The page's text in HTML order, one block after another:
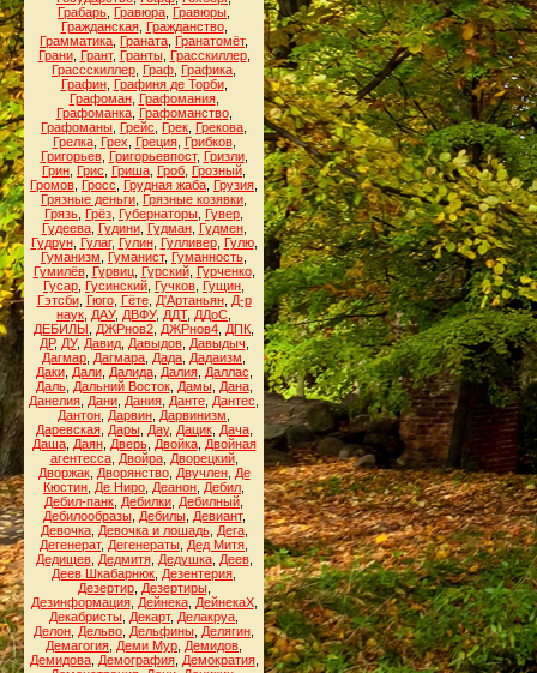
Грабарь Гравюра Гравюры
Гражданская, Гражданство,
Грамматика Граната Гранатомёт,
Грани, Грант, Гранты, Грасскиллер,
Грассскиллер Граф Графика
Графин, Графиня де Торби,
Графоман, Графомания,
Графоманка, Графоманство,
Графоманы Грейс Грек Грекова
Грелка, Грех Греция, Грибков,
Григорьев, Григорьевпост, Гризли,
Грин Грис Гриша Гроб Грозный
Громов Гросс Грудная жаба Грузия
Грязные деньги Грязные козявки
Грязь Грёз Губернаторы Гувер
Гудеева, Гудини, Гудман, Гудмен,
Гудрун, Гулаг, Гулин, Гулливер, Гулю,
Гуманизм
Гуманист, Гуманность
Гумилёв, Гурвиц, Гурский, Гурченко,
Гусар Гусинский Гучков Гущин
Гэтсби, Гюго, Гёте, Д'Артаньян, Д-р
наук ДАУ, ДВФУ, ДДТ, ДДоС
ДЕБИЛЫ
ДЖРнов2 ДЖРнов4 ДПК
ДР, ДУ, Давид, Давыдов, Давыдыч
Дагмар Дагмара Дада Дадаизм
Даки, Дали, Далида, Далия, Даллас
Даль, Дальний Восток, Дамы, Дана,
Данелия Дани Дания Данте Дантес
Дантон Дарвин Дарвинизм
Даревская, Дары, Дау, Дацик, Дача,
Даша, Даян, Дверь, Двойка, Двойная
агентесса, Двойра, Дворецкий,
Дворжак, Дворянство, Двучлен, Де
Кюстин Де Ниро Деанон Дебил
Дебил-панк Дебилки Дебилный
Дебилообразы, Дебилы, Девиант,
Девочка, Девочка и лошадь, Дега,
Дегенерат, Дегенераты Дед Митя
Дедищев, Дедмитя, Дедушка, Деев,
Деев Шкабарнюк Дезентерия
Дезертир, Дезертиры,
Дезинформация, Дейнека, ДейнекаХ,
Декабристы Декарт, Делакруа
Делон Дельво Дельфины Делягин
Демагогия Деми Мур Демидов
Демидова, Демография, Демократия,